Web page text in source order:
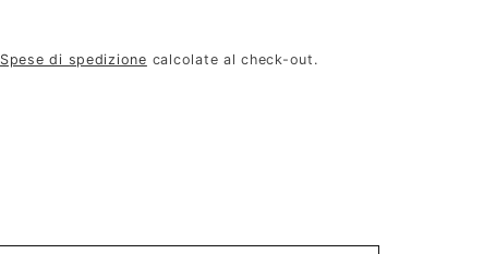
Spese di spedizione calcolate al check-out.